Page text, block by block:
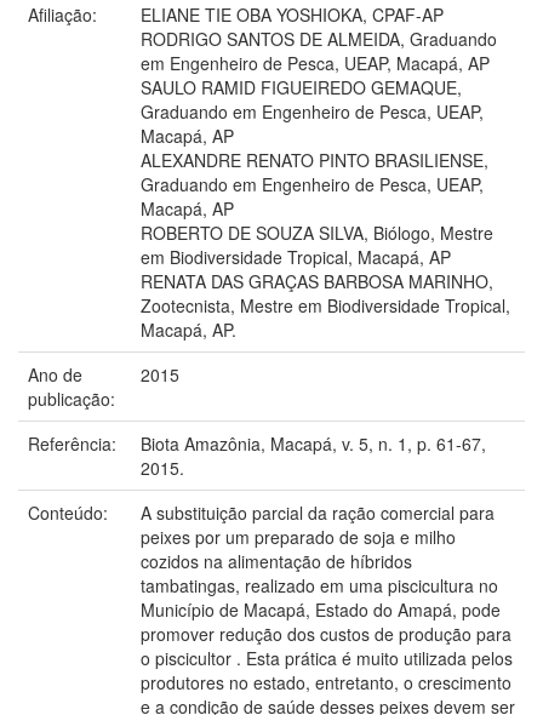
Afiliação:
ELIANE TIE OBA YOSHIOKA, CPAF-AP
RODRIGO SANTOS DE ALMEIDA, Graduando
em Engenheiro de Pesca, UEAP, Macapá, AP
SAULO RAMID FIGUEIREDO GEMAQUE,
Graduando em Engenheiro de Pesca, UEAP,
Macapá, AP
ALEXANDRE RENATO PINTO BRASILIENSE,
Graduando em Engenheiro de Pesca, UEAP,
Macapá, AP
ROBERTO DE SOUZA SILVA, Biólogo, Mestre
em Biodiversidade Tropical, Macapá, AP
RENATA DAS GRAÇAS BARBOSA MARINHO,
Zootecnista, Mestre em Biodiversidade Tropical,
Macapá, AP.
Ano de
publicação:
2015
Referência:
Biota Amazônia, Macapá, v. 5, n. 1, p. 61-67,
2015.
Conteúdo:
A substituição parcial da ração comercial para
peixes por um preparado de soja e milho
cozidos na alimentação de híbridos
tambatingas, realizado em uma piscicultura no
Município de Macapá, Estado do Amapá, pode
promover redução dos custos de produção para
o piscicultor . Esta prática é muito utilizada pelos
produtores no estado, entretanto, o crescimento
e a condição de saúde desses peixes devem ser